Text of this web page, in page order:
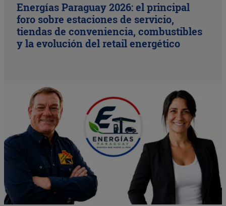
Energías Paraguay 2026: el principal
foro sobre estaciones de servicio,
tiendas de conveniencia, combustibles
y la evolución del retail energético